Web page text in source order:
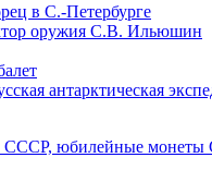
в С.-Петербурге
оружия С.В. Ильюшин
антарктическая
юбилейные монеты